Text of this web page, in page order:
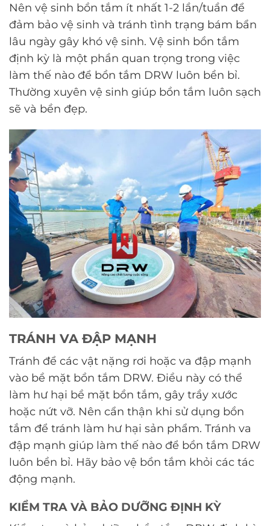
Nên vệ sinh bồn tắm ít nhất 1-2 lần/tuần để
đảm bảo vệ sinh và tránh tình trạng bám bẩn
lâu ngày gây khó vệ sinh. Vệ sinh bồn tắm
định kỳ là một phần quan trọng trong việc
làm thế nào để bồn tắm DRW luôn bền bỉ.
Thường xuyên vệ sinh giúp bồn tắm luôn sạch
sẽ và bền đẹp.
TRÁNH VA ĐẬP MẠNH
Tránh để các vật nặng rơi hoặc va đập mạnh
vào bề mặt bồn tắm DRW. Điều này có thể
làm hư hại bề mặt bồn tắm, gây trầy xước
hoặc nứt vỡ. Nên cẩn thận khi sử dụng bồn
tắm để tránh làm hư hại sản phẩm. Tránh va
đập mạnh giúp làm thế nào để bồn tắm DRW
luôn bền bỉ. Hãy bảo vệ bồn tắm khỏi các tác
động mạnh.
KIỂM TRA VÀ BẢO DƯỠNG ĐỊNH KỲ